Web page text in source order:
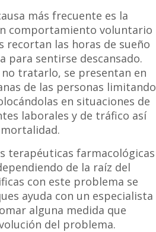
más frecuente es la
comportamiento voluntario
recortan las horas de sueño
para sentirse descansado.
no tratarlo, se presentan en
de las personas limitando
en situaciones de
laborales y de tráfico así
terapéuticas farmacológicas
de la raíz del
con este problema se
ayuda con un especialista
alguna medida que
del problema.